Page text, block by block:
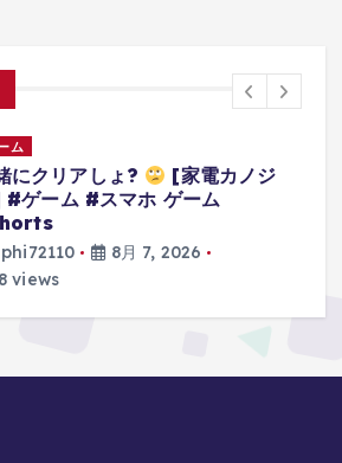
ゲーム
3Dアクションゲームの礎を作り上げ
たレジェンドゲーム#ゲーム #ゲーム
の思い出 #64 #スーパーマリオ64
phi72110
8月 7, 2026
9 views